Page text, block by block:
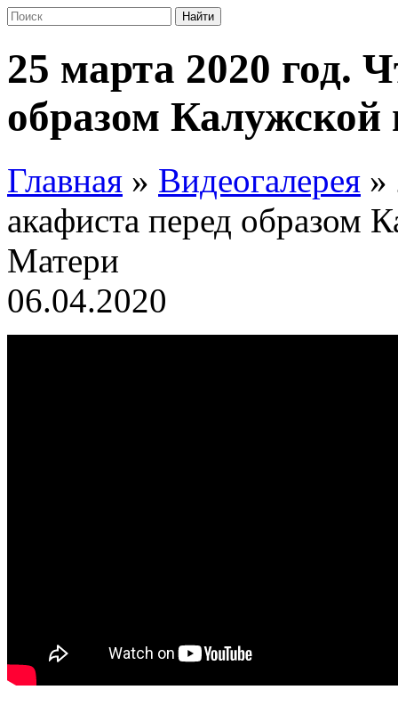
25 марта 2020 год.
образом
Главная » Видеогалерея »
акафиста перед образом
Матери
06.04.2020